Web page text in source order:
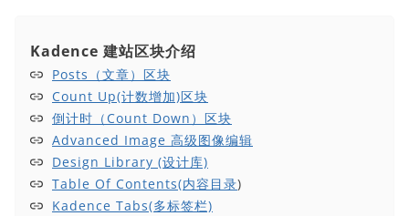
Kadence 建站区块介绍
Posts（文章）区块
Count Up(计数增加)区块
倒计时（Count Down）区块
Advanced Image 高级图像编辑
Design Library (设计库)
Table Of Contents(内容目录)
Kadence Tabs(多标签栏)